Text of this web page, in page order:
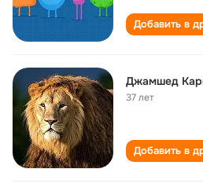
Добавить в
Джамшед
37 лет
Добавить в